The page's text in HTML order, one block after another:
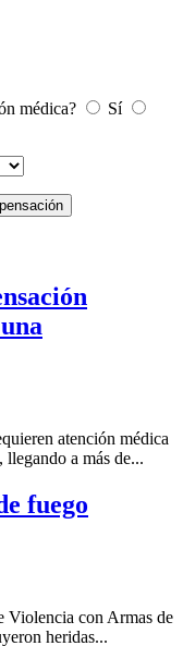
médica?
Sí
atención médica
llegando a más de...
fuego
Violencia con Armas de
heridas...